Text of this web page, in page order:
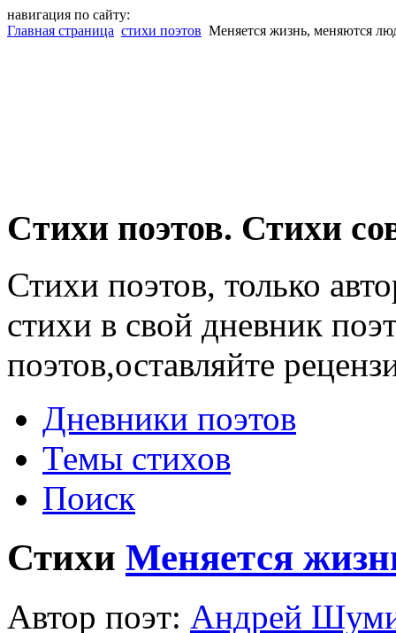
навигация по сайту:
Главная страница стихи поэтов Меняется жизнь, меняются
Cтихи поэтов. Стихи
Стихи поэтов, только
стихи в свой дневник
поэтов,оставляйте
Дневники поэтов
Темы стихов
Поиск
Стихи Меняется
Автор поэт: Андрей